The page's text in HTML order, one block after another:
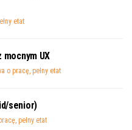
etat
UX
o pracę, pełny etat
senior)
pełny etat